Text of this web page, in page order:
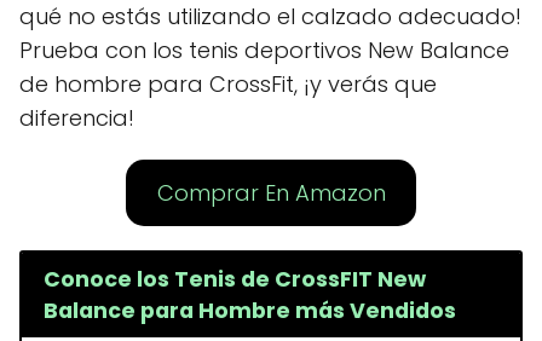
qué no estás utilizando el calzado adecuado!
Prueba con los tenis deportivos New Balance
de hombre para CrossFit, ¡y verás que
diferencia!
Comprar En Amazon
Conoce los Tenis de CrossFIT New
Balance para Hombre más Vendidos